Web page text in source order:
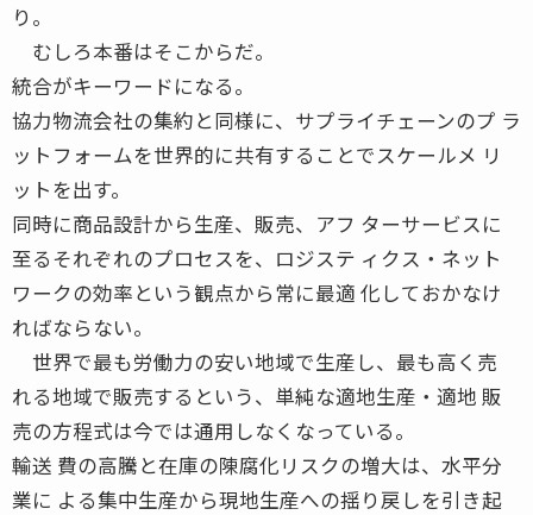
り。
むしろ本番はそこからだ。
統合がキーワードになる。
協力物流会社の集約と同様に、サプライチェーンのプ ラ
ットフォームを世界的に共有することでスケールメ リ
ットを出す。
同時に商品設計から生産、販売、アフ ターサービスに
至るそれぞれのプロセスを、ロジステ ィクス・ネット
ワークの効率という観点から常に最適 化しておかなけ
ればならない。
世界で最も労働力の安い地域で生産し、最も高く売
れる地域で販売するという、単純な適地生産・適地 販
売の方程式は今では通用しなくなっている。
輸送 費の高騰と在庫の陳腐化リスクの増大は、水平分
業に よる集中生産から現地生産への揺り戻しを引き起